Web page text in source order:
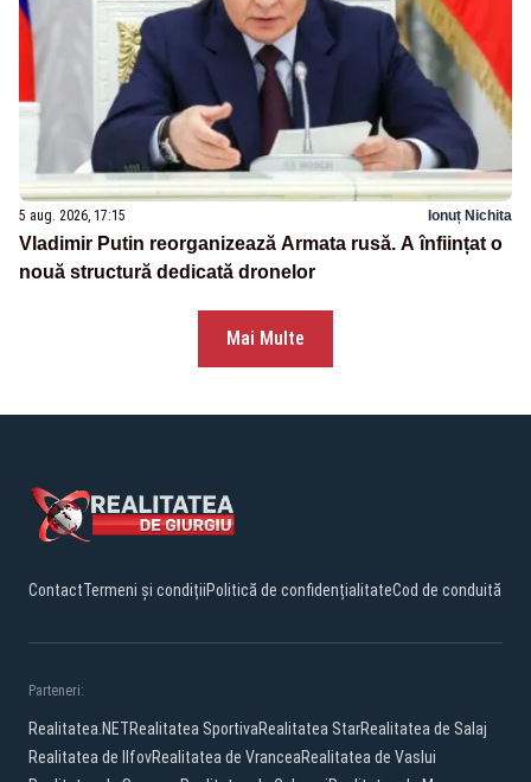
5 aug. 2026, 17:15 Ionuț Nichita
Vladimir Putin reorganizează Armata rusă. A înființat o
nouă structură dedicată dronelor
Mai Multe
ContactTermeni și condițiiPolitică de confidențialitateCod de conduită
Parteneri:
Realitatea.NETRealitatea SportivaRealitatea StarRealitatea de Salaj
Realitatea de IlfovRealitatea de VranceaRealitatea de Vaslui